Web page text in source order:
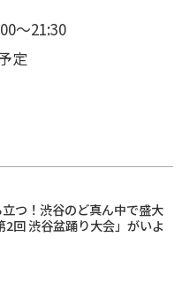
〜21:30
定
つ！渋谷のど真ん中で盛大
2回 渋谷盆踊り大会」がいよ